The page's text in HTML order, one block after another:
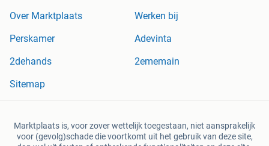
Over Marktplaats
Werken bij
Perskamer
Adevinta
2dehands
2ememain
Sitemap
Marktplaats is, voor zover wettelijk toegestaan, niet aansprakelijk
voor (gevolg)schade die voortkomt uit het gebruik van deze site,